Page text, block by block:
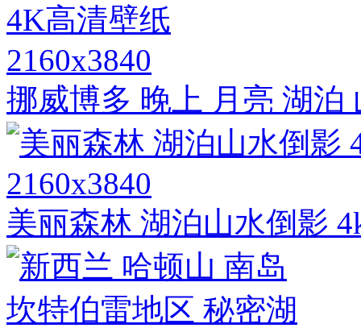
2160x3840
挪威博多 晚上 月亮 湖泊
2160x3840
美丽森林 湖泊山水倒影